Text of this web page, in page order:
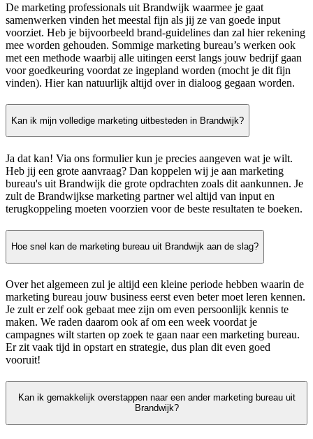
De marketing professionals uit Brandwijk waarmee je gaat
samenwerken vinden het meestal fijn als jij ze van goede input
voorziet. Heb je bijvoorbeeld brand-guidelines dan zal hier rekening
mee worden gehouden. Sommige marketing bureau’s werken ook
met een methode waarbij alle uitingen eerst langs jouw bedrijf gaan
voor goedkeuring voordat ze ingepland worden (mocht je dit fijn
vinden). Hier kan natuurlijk altijd over in dialoog gegaan worden.
Kan ik mijn volledige marketing uitbesteden in Brandwijk?
Ja dat kan! Via ons formulier kun je precies aangeven wat je wilt.
Heb jij een grote aanvraag? Dan koppelen wij je aan marketing
bureau's uit Brandwijk die grote opdrachten zoals dit aankunnen. Je
zult de Brandwijkse marketing partner wel altijd van input en
terugkoppeling moeten voorzien voor de beste resultaten te boeken.
Hoe snel kan de marketing bureau uit Brandwijk aan de slag?
Over het algemeen zul je altijd een kleine periode hebben waarin de
marketing bureau jouw business eerst even beter moet leren kennen.
Je zult er zelf ook gebaat mee zijn om even persoonlijk kennis te
maken. We raden daarom ook af om een week voordat je
campagnes wilt starten op zoek te gaan naar een marketing bureau.
Er zit vaak tijd in opstart en strategie, dus plan dit even goed
vooruit!
Kan ik gemakkelijk overstappen naar een ander marketing bureau uit
Brandwijk?